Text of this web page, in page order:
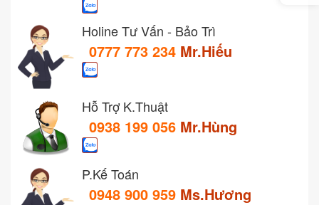
Holine Tư Vấn - Bảo Trì
0777 773 234 Mr.Hiếu
Hỗ Trợ K.Thuật
0938 199 056 Mr.Hùng
P.Kế Toán
0948 900 959 Ms.Hương